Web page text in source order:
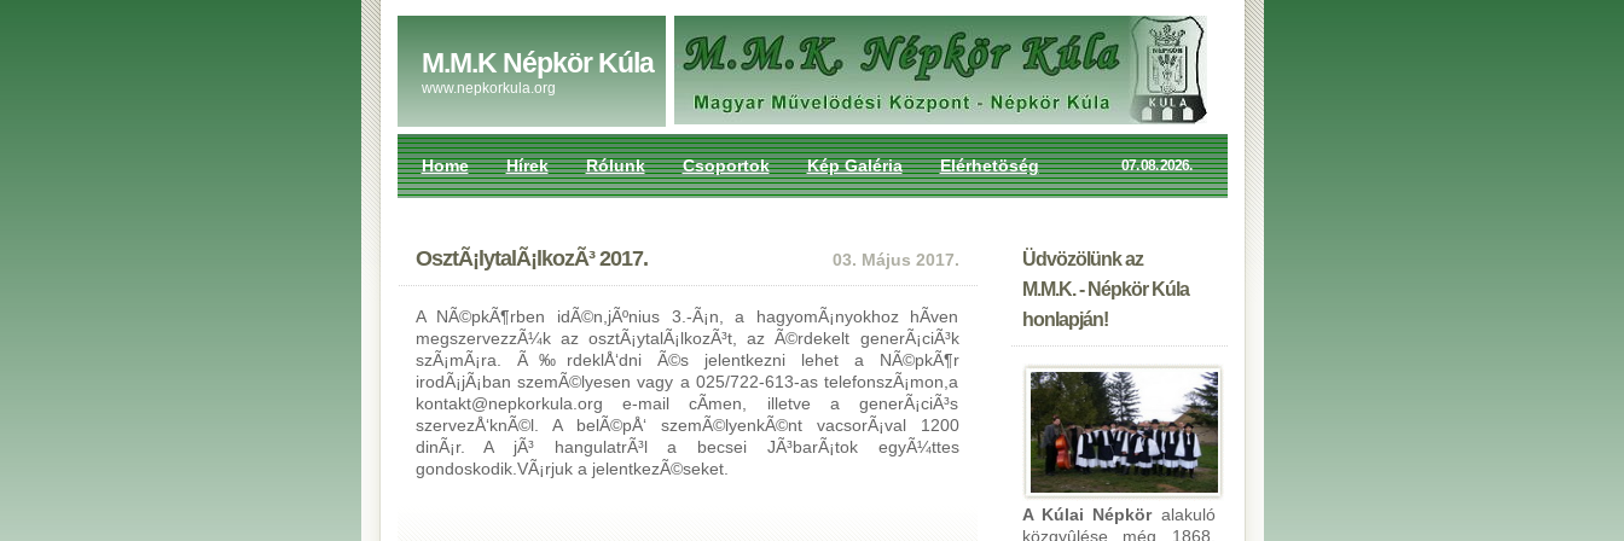
M.M.K Népkör Kúla
www.nepkorkula.org
Home Hírek Rólunk Csoportok Kép Galéria Elérhetöség 07. 08. 2026.
OsztÃ¡lytalÃ¡lkozÃ³ 2017. 03. Május 2017.
A NÃ©pkÃ¶rben idÃ©n,jÃºnius 3.-Ã¡n, a hagyomÃ¡nyokhoz hÃ­ven
megszervezzÃ¼k az osztÃ¡ytalÃ¡lkozÃ³t, az Ã©rdekelt generÃ¡ciÃ³k
szÃ¡mÃ¡ra. Ã‰rdeklÅ‘dni Ã©s jelentkezni lehet a NÃ©pkÃ¶r
irodÃ¡jÃ¡ban szemÃ©lyesen vagy a 025/722-613-as telefonszÃ¡mon,a
kontakt@nepkorkula.org e-mail cÃ­men, illetve a generÃ¡ciÃ³s
szervezÅ‘knÃ©l. A belÃ©pÅ‘ szemÃ©lyenkÃ©nt vacsorÃ¡val 1200
dinÃ¡r. A jÃ³ hangulatrÃ³l a becsei JÃ³barÃ¡tok egyÃ¼ttes
gondoskodik.VÃ¡rjuk a jelentkezÃ©seket.
Üdvözölünk az
M.M.K. - Népkör Kúla
honlapján!
A Kúlai Népköralakuló
közgyûlése még 1868.